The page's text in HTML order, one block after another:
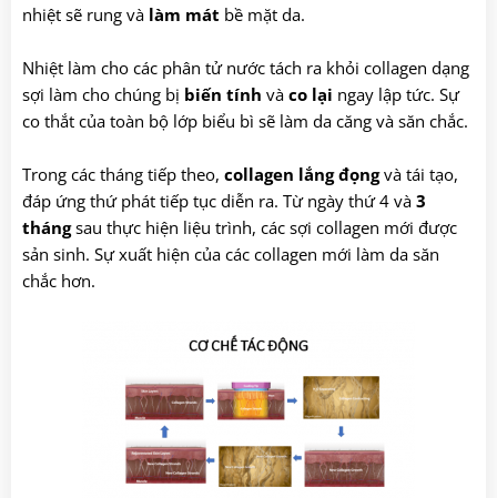
nhiệt sẽ rung và làm mát bề mặt da.
Nhiệt làm cho các phân tử nước tách ra khỏi collagen dạng
sợi làm cho chúng bị biến tính và co lại ngay lập tức. Sự
co thắt của toàn bộ lớp biểu bì sẽ làm da căng và săn chắc.
Trong các tháng tiếp theo, collagen lắng đọngvà tái tạo,
đáp ứng thứ phát tiếp tục diễn ra. Từ ngày thứ 4 và 3
thángsau thực hiện liệu trình, các sợi collagen mới được
sản sinh. Sự xuất hiện của các collagen mới làm da săn
chắc hơn.